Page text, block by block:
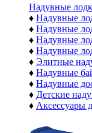
Надувные
♦ Надувные
♦ Надувные
♦ Надувные
♦ Надувные
♦ Элитные
♦ Надувные
♦ Надувные
♦ Детские
♦ Аксессуары